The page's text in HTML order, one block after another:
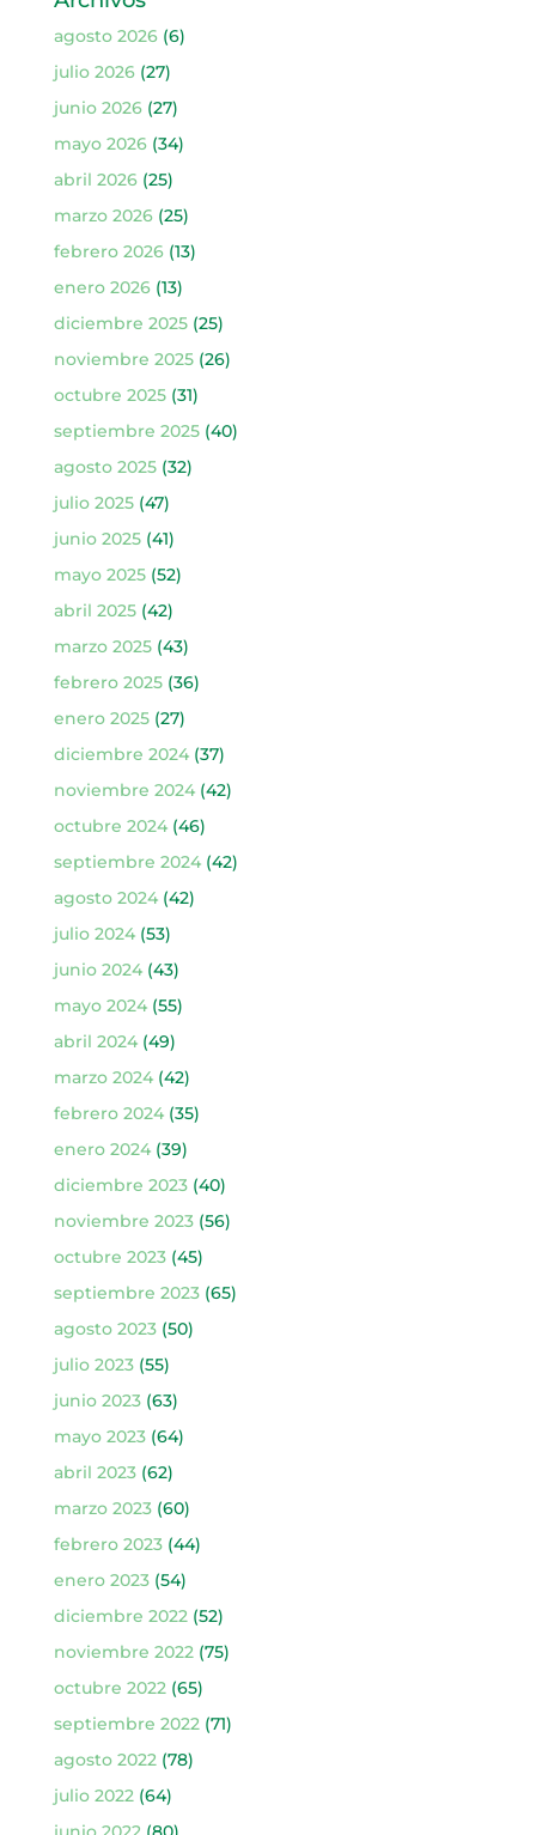
agosto 2026(6)
julio 2026(27)
junio 2026(27)
mayo 2026(34)
abril 2026(25)
marzo 2026(25)
febrero 2026(13)
enero 2026(13)
diciembre 2025(25)
noviembre 2025(26)
octubre 2025(31)
septiembre 2025(40)
agosto 2025(32)
julio 2025(47)
junio 2025(41)
mayo 2025(52)
abril 2025(42)
marzo 2025(43)
febrero 2025(36)
enero 2025(27)
diciembre 2024(37)
noviembre 2024(42)
octubre 2024(46)
septiembre 2024(42)
agosto 2024(42)
julio 2024(53)
junio 2024(43)
mayo 2024(55)
abril 2024(49)
marzo 2024(42)
febrero 2024(35)
enero 2024(39)
diciembre 2023(40)
noviembre 2023(56)
octubre 2023(45)
septiembre 2023(65)
agosto 2023(50)
julio 2023(55)
junio 2023(63)
mayo 2023(64)
abril 2023(62)
marzo 2023(60)
febrero 2023(44)
enero 2023(54)
diciembre 2022(52)
noviembre 2022(75)
octubre 2022(65)
septiembre 2022(71)
agosto 2022(78)
julio 2022(64)